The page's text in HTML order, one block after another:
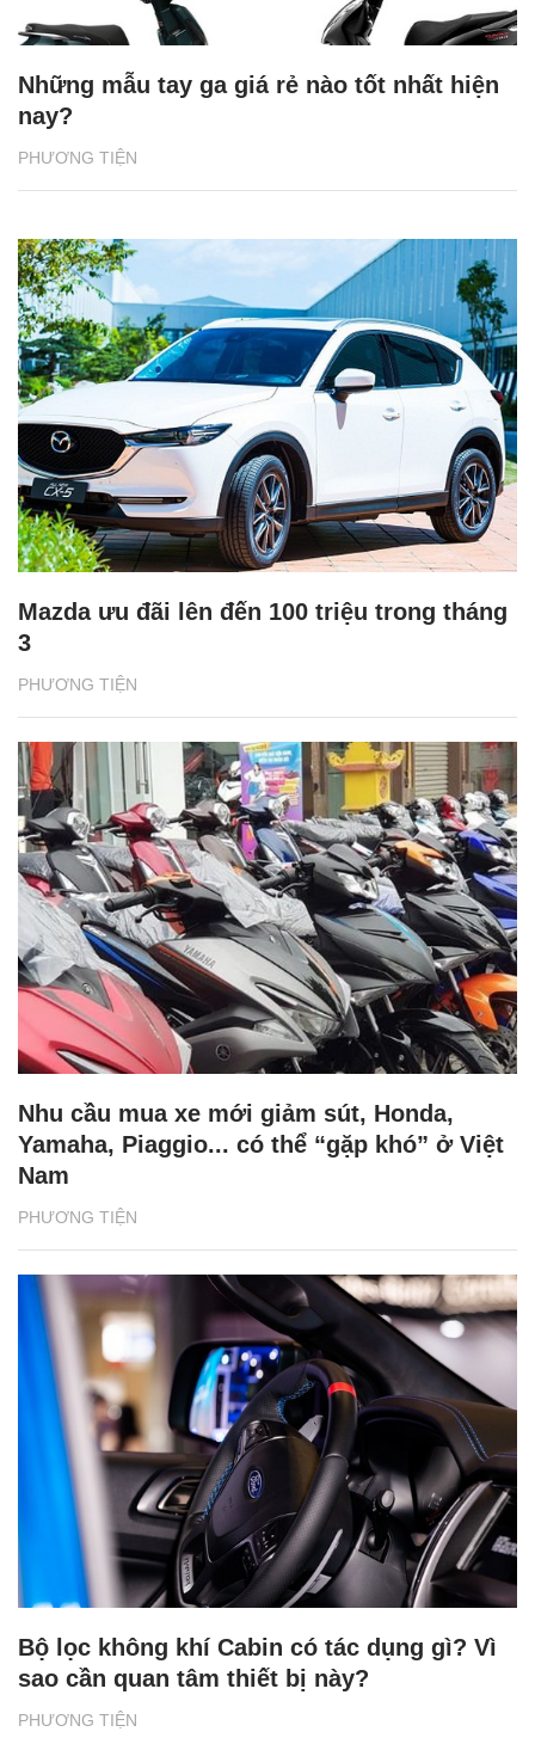
PHƯƠNG TIỆN
Những mẫu tay ga giá rẻ nào tốt nhất hiện
nay?
PHƯƠNG TIỆN
Mazda ưu đãi lên đến 100 triệu trong tháng
3
PHƯƠNG TIỆN
Nhu cầu mua xe mới giảm sút, Honda,
Yamaha, Piaggio... có thể “gặp khó” ở Việt
Nam
PHƯƠNG TIỆN
Bộ lọc không khí Cabin có tác dụng gì? Vì
sao cần quan tâm thiết bị này?